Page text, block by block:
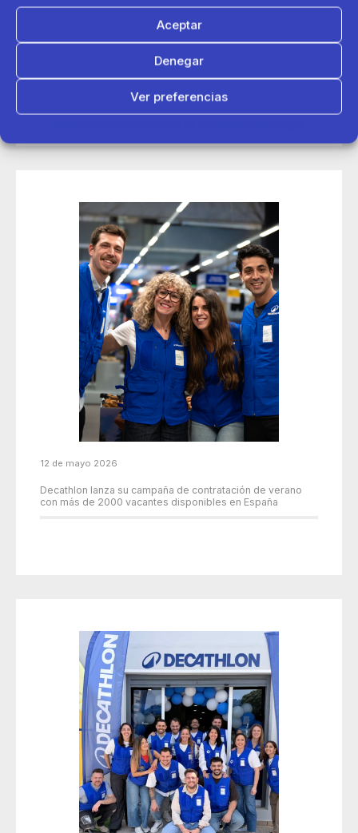
Aceptar
Denegar
Ver preferencias
Decathlon conecta con más de 200 deportistas en sus
12 de mayo 2026
Decathlon lanza su campaña de contratación de verano
con más de 2000 vacantes disponibles en España